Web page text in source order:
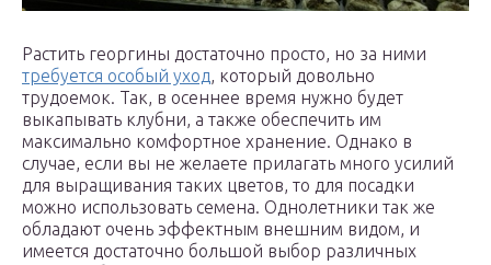
Растить георгины достаточно просто, но за ними
требуется особый уход, который довольно
трудоемок. Так, в осеннее время нужно будет
выкапывать клубни, а также обеспечить им
максимально комфортное хранение. Однако в
случае, если вы не желаете прилагать много усилий
для выращивания таких цветов, то для посадки
можно использовать семена. Однолетники так же
обладают очень эффектным внешним видом, и
имеется достаточно большой выбор различных